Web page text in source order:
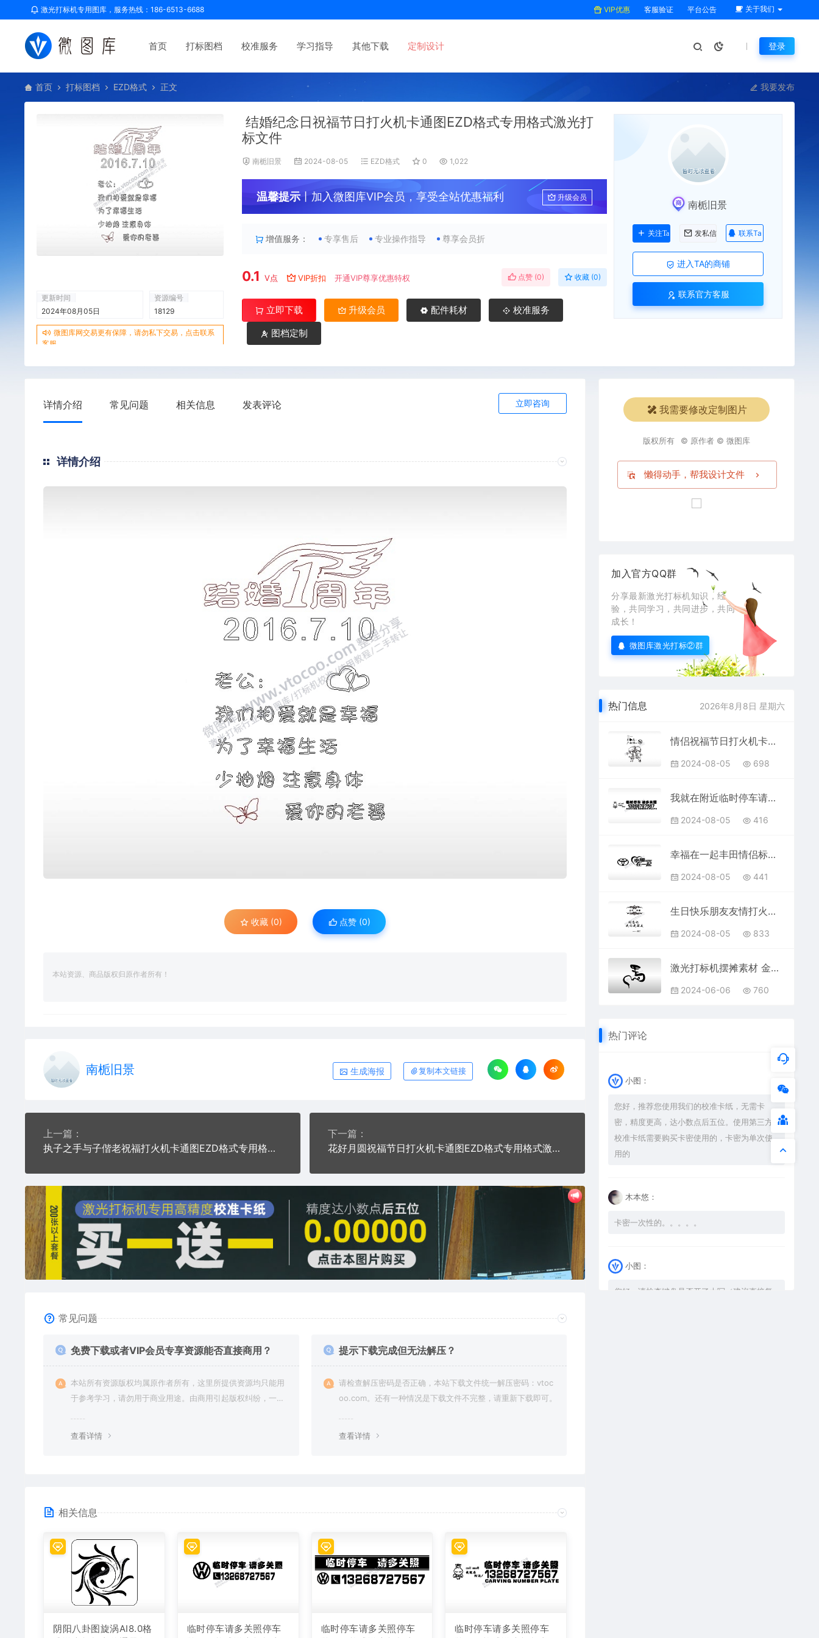
激光打标机专用图库，服务热线：186-6513-6688 VIP优惠 客服验证 平台公告 关于我们
首页 打标图档 校准服务 学习指导 其他下载 定制设计 登录
首页 打标图档 EZD格式 正文 我要发布
更新时间
2024年08月05日
资源编号
18129
微图库网交易更有保障，请勿私下交易，点击联系
客服
结婚纪念日祝福节日打火机卡通图EZD格式专用格式激光打
标文件
南栀旧景 2024-08-05 EZD格式 0 1,022
温馨提示丨加入微图库VIP会员，享受全站优惠福利 升级会员
增值服务： 专享售后 专业操作指导 尊享会员折
0.1 V点 VIP折扣 开通VIP尊享优惠特权 点赞 (0) 收藏 (0)
立即下载 升级会员 配件耗材
校准服务
图档定制
南栀旧景
关注Ta 发私信 联系Ta
进入TA的商铺
联系官方客服
详情介绍 常见问题 相关信息 发表评论 立即咨询
详情介绍
收藏 (0) 点赞 (0)
本站资源、商品版权归原作者所有！
南栀旧景 生成海报 复制本文链接
上一篇：
执子之手与子偕老祝福打火机卡通图EZD格式专用格式激光打标文件
下一篇：
花好月圆祝福节日打火机卡通图EZD格式专用格式激光打标文件
常见问题
免费下载或者VIP会员专享资源能否直接商用？
本站所有资源版权均属原作者所有，这里所提供资源均只能用
于参考学习，请勿用于商业用途。由商用引起版权纠纷，一切
查看详情
提示下载完成但无法解压？
请检查解压密码是否正确，本站下载文件统一解压密码：vtoc
oo.com。还有一种情况是下载文件不完整，请重新下载即可。
查看详情
相关信息
阴阳八卦图旋涡AI8.0格
临时停车请多关照停车
临时停车请多关照停车
临时停车请多关照停车
我需要修改定制图片
版权所有 © 原作者 © 微图库
懒得动手，帮我设计文件
加入官方QQ群
分享最新激光打标机知识，经
验，共同学习，共同进步，共同
成长！
微图库激光打标②群
热门信息 2026年8月8日 星期六
情侣祝福节日打火机卡通图EZD格式专用格式激光打标文件
2024-08-05 698
我就在附近临时停车请多关照挪车电话EZD格式激光打标文件
2024-08-05 416
幸福在一起丰田情侣标志车钥匙扣EZD格式专用格式激光打标文件
2024-08-05 441
生日快乐朋友友情打火机卡通图EZD格式专用格式激光打标文件
2024-08-05 833
激光打标机摆摊素材 金橙子EZCAD打标专用19十二生肖属相马字毛笔字艺术字
2024-06-06 760
热门评论
小图：
您好，推荐您使用我们的校准卡纸，无需卡
密，精度更高，达小数点后五位。使用第三方
校准卡纸需要购买卡密使用的，卡密为单次使
用的
木本悠：
卡密一次性的。。。。。
小图：
您好，请检查键盘是否开了大写（建议直接复